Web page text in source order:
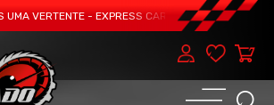
VERTENTE - EXPRESS CAR SERVICE,